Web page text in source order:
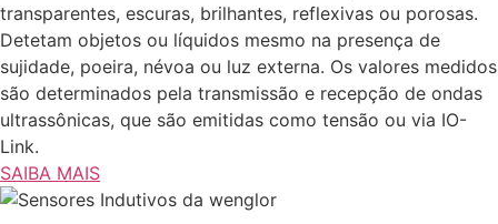
transparentes, escuras, brilhantes, reflexivas ou porosas.
Detetam objetos ou líquidos mesmo na presença de
sujidade, poeira, névoa ou luz externa. Os valores medidos
são determinados pela transmissão e recepção de ondas
ultrassônicas, que são emitidas como tensão ou via IO-
Link.
SAIBA MAIS